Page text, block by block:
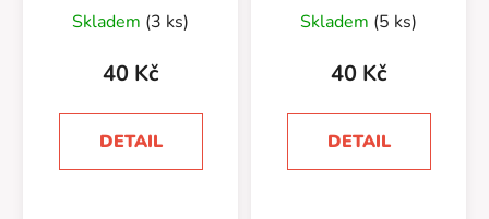
Skladem (3 ks)
40 Kč
DETAIL
Skladem (5 ks)
40 Kč
DETAIL